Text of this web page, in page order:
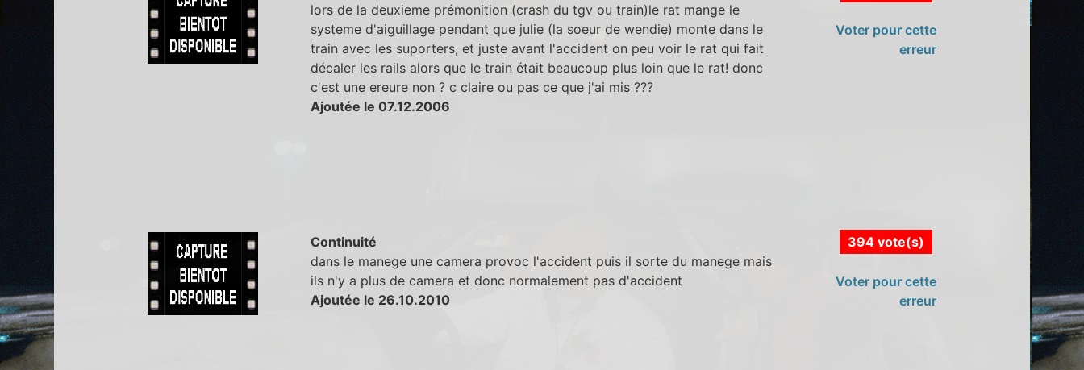
lors de la deuxieme prémonition (crash du tgv ou train)le rat mange le
systeme d'aiguillage pendant que julie (la soeur de wendie) monte dans le
train avec les suporters, et juste avant l'accident on peu voir le rat qui fait
décaler les rails alors que le train était beaucoup plus loin que le rat! donc
c'est une ereure non ? c claire ou pas ce que j'ai mis ???
Ajoutée le 07.12.2006
Voter pour cette
erreur
Continuité
dans le manege une camera provoc l'accident puis il sorte du manege mais
ils n'y a plus de camera et donc normalement pas d'accident
Ajoutée le 26.10.2010
394 vote(s)
Voter pour cette
erreur